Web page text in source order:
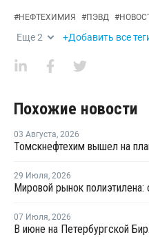
#НЕФТЕХИМИЯ #ПЭВД #
Еще2 +Добавить все
Похожие новости
03 Августа, 2026
29 Июля, 2026
07 Июля, 2026